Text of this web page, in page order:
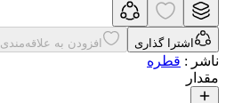
اشترا گذاری افزودن به علاقه‌مندی
ناشر : قطره
مقدار